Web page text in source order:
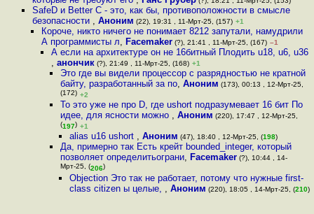
SafeD и Better C - это, как бы, противоположности в смысле
безопасности , Аноним (22), 19:31 , 11-Мрт-25, (157) +1
Короче, никто ничего не понимает 8212 запутали, намудрили
А программисты л, Facemaker (?), 21:41 , 11-Мрт-25, (167) –1
А если на архитектуре он не 16битный Плодить u18, u6, u36
, анончик(?), 21:49 , 11-Мрт-25, (168) +1
Это где вы видели процессор с разрядностью не кратной
байту, разработанный за по, Аноним (173), 00:13 , 12-Мрт-25,
(172) +2
То это уже не про D, где ushort подразумевает 16 бит По
идее, для ясности можно , Аноним (220), 17:47 , 12-Мрт-25,
(197) +1
alias u16 ushort ,Аноним (47), 18:40 , 12-Мрт-25, (198)
Да, примерно так Есть крейт bounded_integer, который
позволяет определитьограни, Facemaker(?), 10:44 , 14-
Мрт-25, (206)
Objection Это так не работает, потому что нужные first-
class citizen ы целые, ,Аноним (220), 18:05 , 14-Мрт-25, (210)